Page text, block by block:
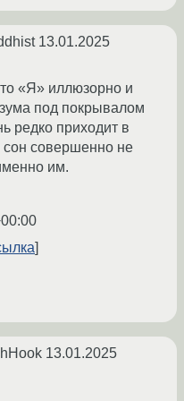
13.01.2025
«Я» иллюзорно и
под покрывалом
редко приходит в
сон совершенно не
им.
13.01.2025